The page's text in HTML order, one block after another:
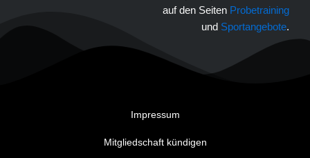
auf den Seiten Probetraining
und Sportangebote.
Impressum
Mitgliedschaft kündigen